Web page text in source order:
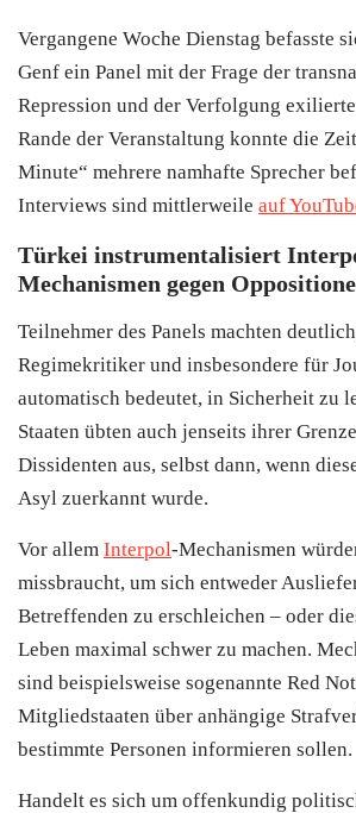
Vergangene Woche Dienstag befasste
Genf ein Panel mit der Frage der
Repression und der Verfolgung
Rande der Veranstaltung konnte die
Minute“ mehrere namhafte Sprecher
Interviews sind mittlerweile auf
Türkei instrumentalisiert
Mechanismen gegen
Teilnehmer des Panels machten
Regimekritiker und insbesondere für
automatisch bedeutet, in Sicherheit zu
Staaten übten auch jenseits ihrer
Dissidenten aus, selbst dann, wenn
Asyl zuerkannt wurde.
Vor allem Interpol-Mechanismen
missbraucht, um sich entweder
Betreffenden zu erschleichen – oder
Leben maximal schwer zu machen.
sind beispielsweise sogenannte Red
Mitgliedstaaten über anhängige
bestimmte Personen informieren sollen.
Handelt es sich um offenkundig